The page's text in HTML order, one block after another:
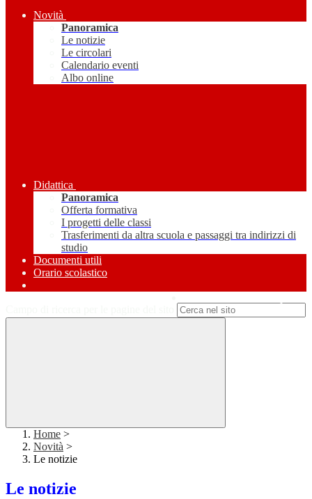
Novità
Panoramica
Le notizie
Le circolari
Calendario eventi
Albo online
Didattica
Panoramica
Offerta formativa
I progetti delle classi
Trasferimenti da altra scuola e passaggi tra indirizzi di
studio
Documenti utili
Orario scolastico
Home >
Novità >
Le notizie
Le notizie